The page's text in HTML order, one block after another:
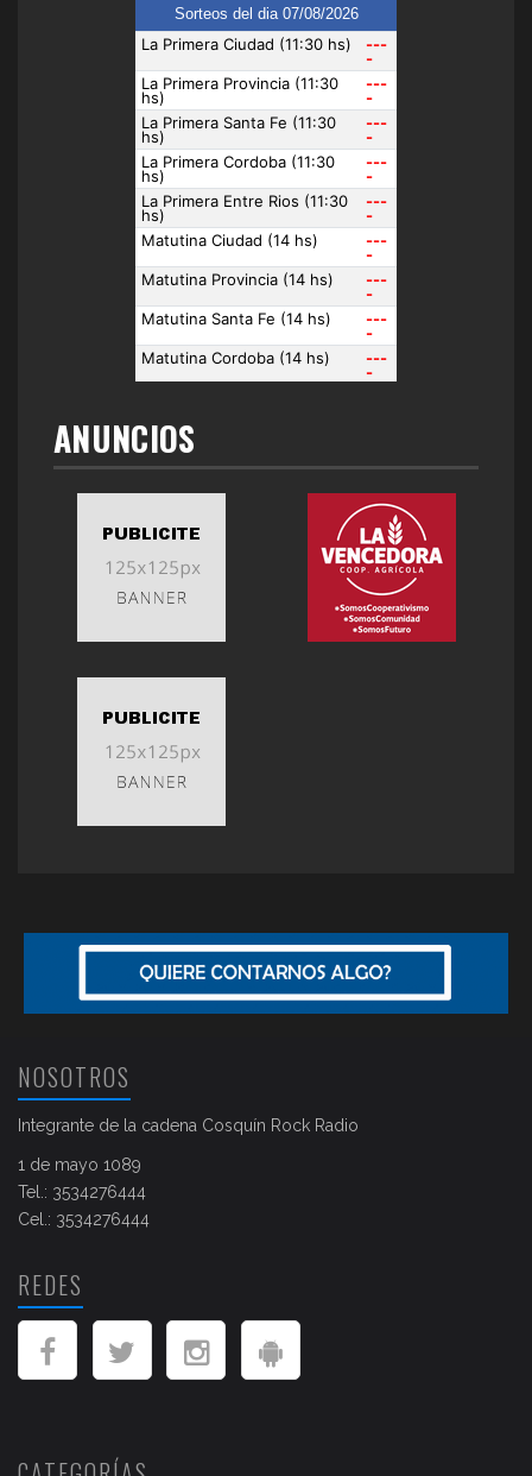
ANUNCIOS
NOSOTROS
Integrante de la cadena Cosquín Rock Radio
1 de mayo 1089
Tel.: 3534276444
Cel.: 3534276444
REDES